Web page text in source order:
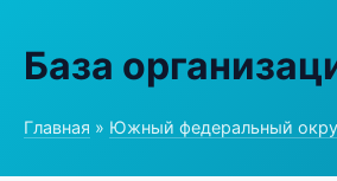
База
Главная » Южный федеральный